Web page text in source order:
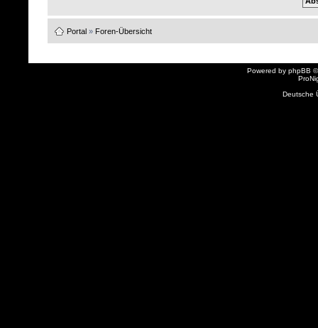
Portal » Foren-Übersicht
Powered by phpBB
Deutsche